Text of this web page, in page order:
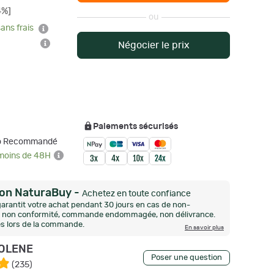
frais
ou
Négocier le prix
de 48H
Paiements sécurisés
NaturaBuy - Achetez en toute confiance
votre achat pendant 30 jours en cas de non-
conformité, commande endommagée, non délivrance.
lors de la commande.
En savoir plus
(235)
Poser une question